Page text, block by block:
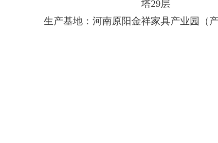
塔29层
生产基地：河南原阳金祥家具产业园（